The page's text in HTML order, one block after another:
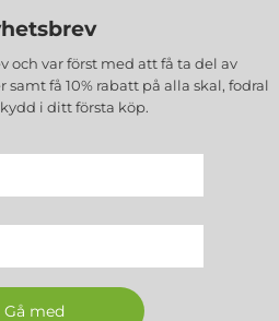
och var först med att få ta del av
få 10% rabatt på alla skal, fodral
i ditt första köp.